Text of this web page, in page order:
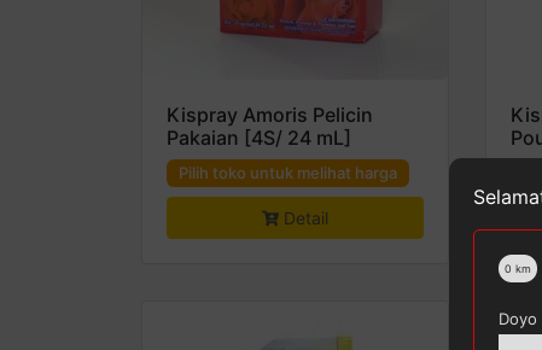
Kispray Amoris Pelicin
Pakaian [4S/ 24 mL]
Pilih toko untuk melihat harga
Detail
0 km
Doyo